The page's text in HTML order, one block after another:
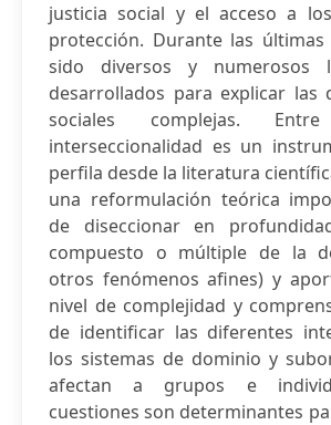
justicia social y el acceso a
protección. Durante las últimas
sido diversos y numerosos
desarrollados para explicar las
sociales complejas.
interseccionalidad es un
perfila desde la literatura
una reformulación teórica
de diseccionar en
compuesto o múltiple de la
otros fenómenos afines) y
nivel de complejidad y
de identificar las diferentes
los sistemas de dominio y
afectan a grupos e
cuestiones son determinantes